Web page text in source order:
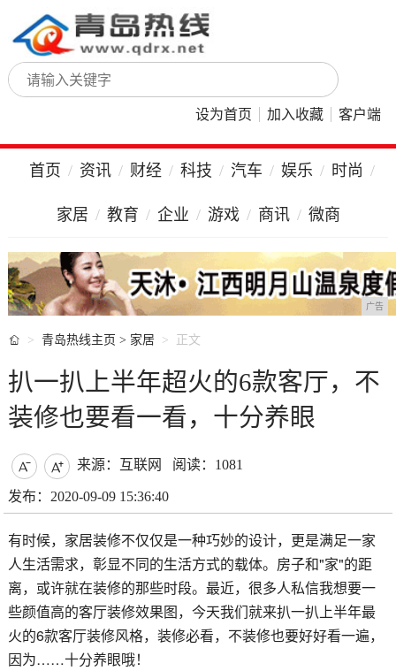
设为首页 加入收藏 客户端
首页 资讯 财经 科技 汽车 娱乐 时尚
家居 教育 企业 游戏 商讯 微商
广告
 青岛热线主页 > 家居 正文
扒一扒上半年超火的6款客厅，不
装修也要看一看，十分养眼
  来源：互联网 阅读：1081
发布：2020-09-09 15:36:40
有时候，家居装修不仅仅是一种巧妙的设计，更是满足一家
人生活需求，彰显不同的生活方式的载体。房子和"家"的距
离，或许就在装修的那些时段。最近，很多人私信我想要一
些颜值高的客厅装修效果图，今天我们就来扒一扒上半年最
火的6款客厅装修风格，装修必看，不装修也要好好看一遍，
因为……十分养眼哦！